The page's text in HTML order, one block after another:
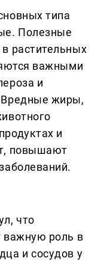
типа
Полезные
растительных
важными
и
Вредные жиры,
и
повышают
что
важную роль в
и сосудов у